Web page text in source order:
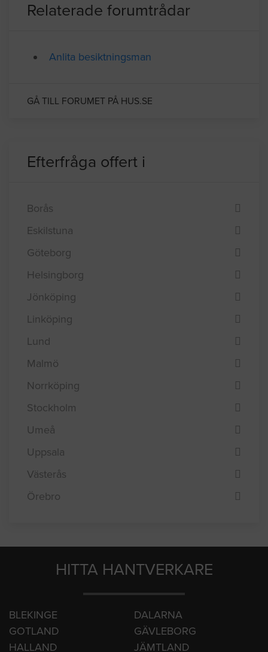
Relaterade forumtrådar
Anlita besiktningsman
GÅ TILL FORUMET PÅ HUS.SE
Efterfråga offert i
Borås
Eskilstuna
Göteborg
Helsingborg
Jönköping
Linköping
Lund
Malmö
Norrköping
Stockholm
Umeå
Uppsala
Västerås
Örebro
HITTA HANTVERKARE
BLEKINGE
DALARNA
GOTLAND
GÄVLEBORG
HALLAND
JÄMTLAND